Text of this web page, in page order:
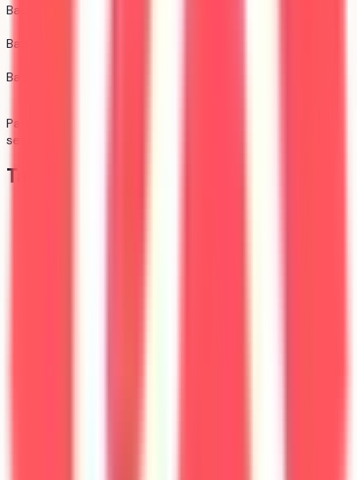
Bac général
Bac technologique
Bac professionnel
Part d'admis par type de bac — Source : Parcoursup,
session 2025.
Taux de pression